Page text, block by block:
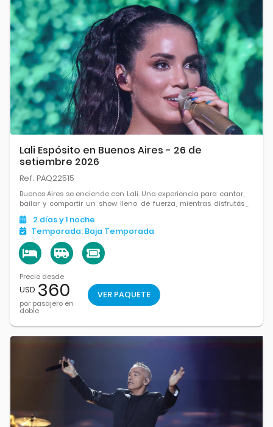
Lali Espósito en Buenos Aires - 26 de
setiembre 2026
Ref. PAQ22515
Buenos Aires se enciende con Lali. Una experiencia para cantar,
bailar y compartir un show lleno de fuerza, mientras disfrutás
todo lo que la ciudad tiene para ofrecer.
2 díasy 1 noche
Temporada: Baja Temporada
Precio desde
USD 360
por pasajero en
doble
VER PAQUETE